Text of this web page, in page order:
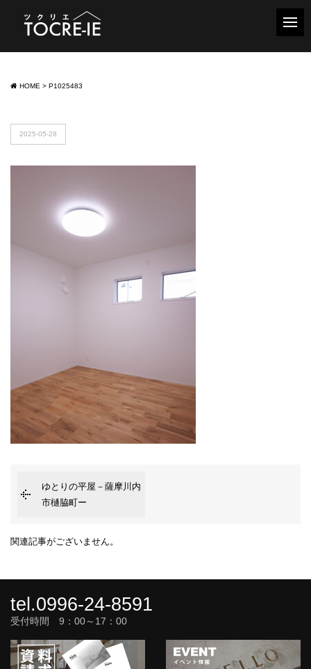
HOME > P1025483
2025-05-28
ゆとりの平屋－薩摩川内
市樋脇町ー
関連記事がございません。
tel.0996-24-8591
受付時間 9：00～17：00